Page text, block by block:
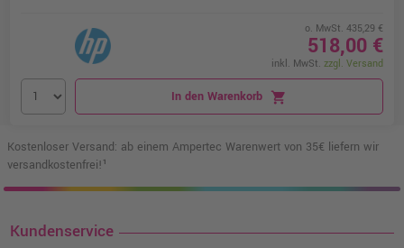
o. MwSt. 435,29 €
518,00 €
inkl. MwSt. zzgl. Versand
In den Warenkorb shopping_cart
Kostenloser Versand: ab einem Ampertec Warenwert von 35€ liefern wir
versandkostenfrei!¹
Kundenservice